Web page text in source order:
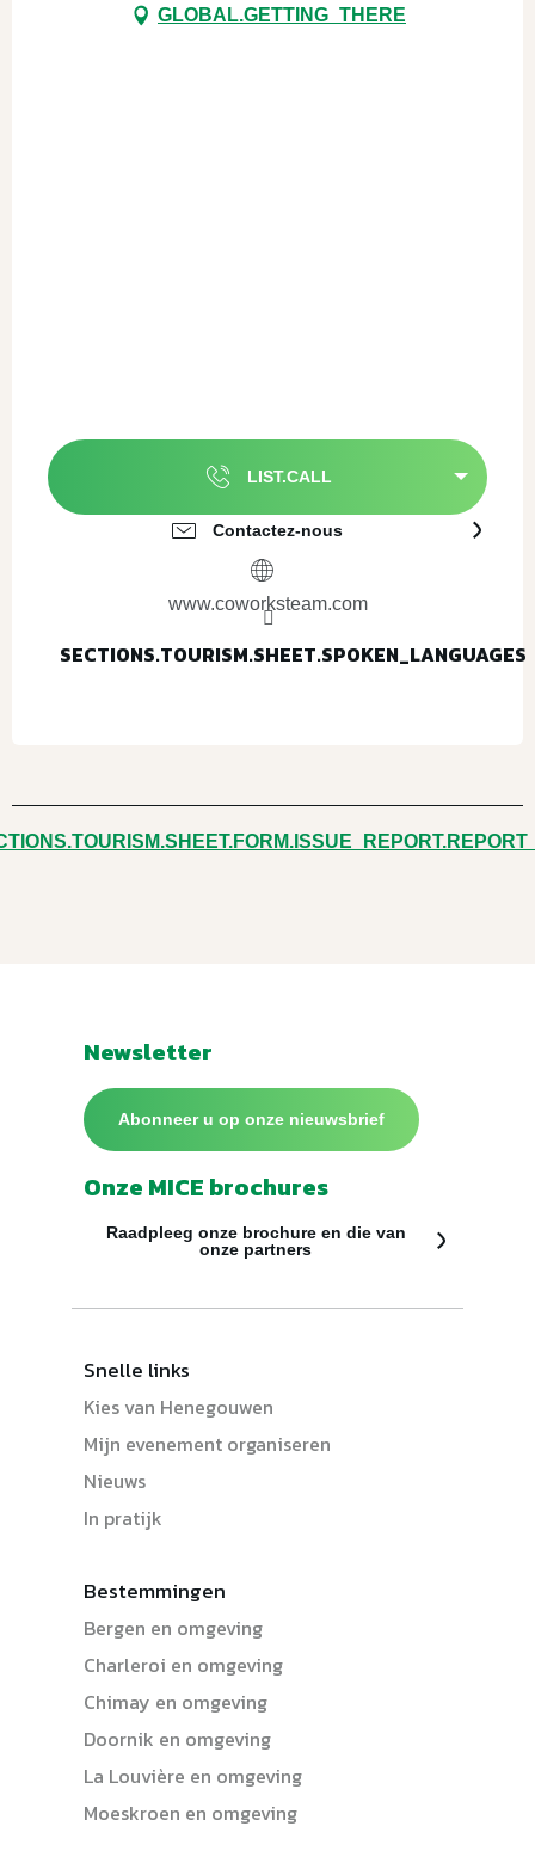
GLOBAL.GETTING_THERE
LIST.CALL
Contactez-nous
www.coworksteam.com
SECTIONS.TOURISM.SHEET.SPOKEN_LANGUAGES
SECTIONS.TOURISM.SHEET.SPOKEN_LANGUAGES
Newsletter
Abonneer u op onze nieuwsbrief
Onze MICE brochures
Raadpleeg onze brochure en die van
onze partners
Snelle links
Kies van Henegouwen
Mijn evenement organiseren
Nieuws
In pratijk
Bestemmingen
Bergen en omgeving
Charleroi en omgeving
Chimay en omgeving
Doornik en omgeving
La Louvière en omgeving
Moeskroen en omgeving